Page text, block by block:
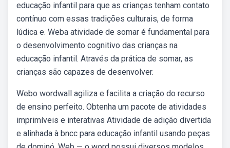
educação infantil para que as crianças tenham contato
contínuo com essas tradições culturais, de forma
lúdica e. Weba atividade de somar é fundamental para
o desenvolvimento cognitivo das crianças na
educação infantil. Através da prática de somar, as
crianças são capazes de desenvolver.
Webo wordwall agiliza e facilita a criação do recurso
de ensino perfeito. Obtenha um pacote de atividades
imprimíveis e interativas Atividade de adição divertida
e alinhada à bncc para educação infantil usando peças